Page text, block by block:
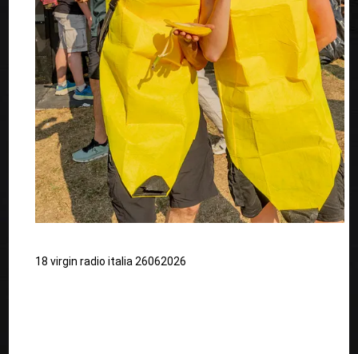
18 virgin radio italia 26062026